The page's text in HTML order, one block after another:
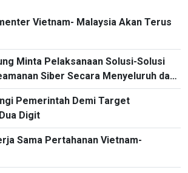
Vietnam- Malaysia Akan Terus
Minta Pelaksanaan Solusi-Solusi
Siber Secara Menyeluruh dan
Pemerintah Demi Target
Digit
Sama Pertahanan Vietnam-